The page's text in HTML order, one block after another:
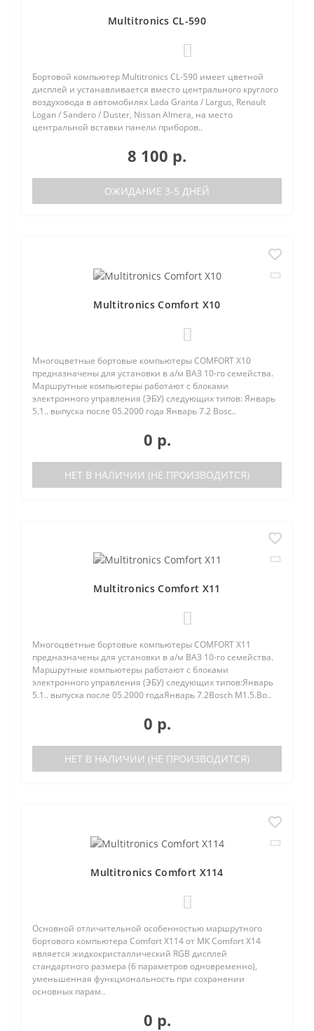
Multitronics CL-590
Бортовой компьютер Multitronics CL-590 имеет цветной
дисплей и устанавливается вместо центрального круглого
воздуховода в автомобилях Lada Granta / Largus, Renault
Logan / Sandero / Duster, Nissan Almera, на место
центральной вставки панели приборов..
8 100 р.
ОЖИДАНИЕ 3-5 ДНЕЙ
Multitronics Comfort X10
Многоцветные бортовые компьютеры COMFORT Х10
предназначены для установки в а/м ВАЗ 10-го семейства.
Маршрутные компьютеры работают с блоками
электронного управления (ЭБУ) следующих типов: Январь
5.1.. выпуска после 05.2000 года Январь 7.2 Bosc..
0 р.
НЕТ В НАЛИЧИИ (НЕ ПРОИЗВОДИТСЯ)
Multitronics Comfort X11
Многоцветные бортовые компьютеры COMFORT Х11
предназначены для установки в а/м ВАЗ 10-го семейства.
Маршрутные компьютеры работают с блоками
электронного управления (ЭБУ) следующих типов:Январь
5.1.. выпуска после 05.2000 годаЯнварь 7.2Bosch M1.5.Bo..
0 р.
НЕТ В НАЛИЧИИ (НЕ ПРОИЗВОДИТСЯ)
Multitronics Comfort X114
Основной отличительной особенностью маршрутного
бортового компьютера Comfort X114 от МК Comfort X14
является жидкокристаллический RGB дисплей
стандартного размера (6 параметров одновременно),
уменьшенная функциональность при сохранении
основных парам..
0 р.